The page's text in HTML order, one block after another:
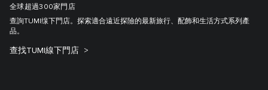
全球超過300家門店
查詢TUMI缐下門店。探索適合遠近探險的最新旅行、配飾和生活方式系列產
品。
查找TUMI線下門店